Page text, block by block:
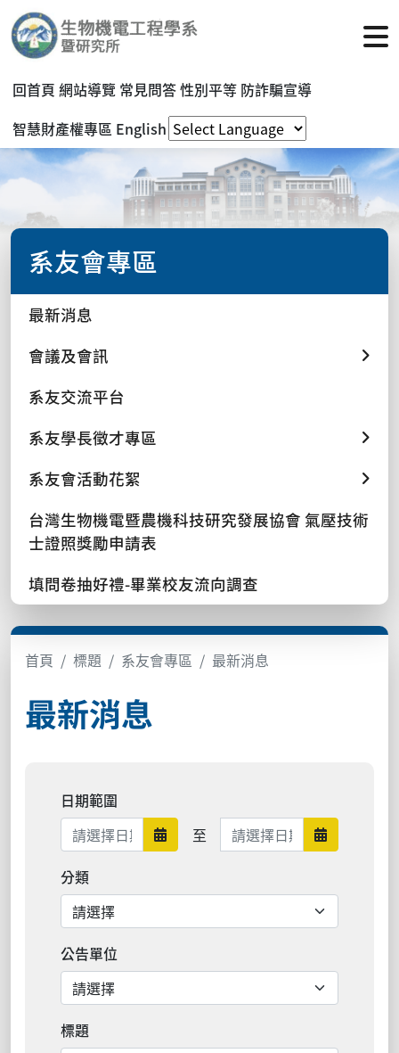
回首頁 網站導覽 常見問答性別平等 防詐騙宣導
智慧財產權專區 English
系友會專區
最新消息
會議及會訊
系友交流平台
系友學長徵才專區
系友會活動花絮
台灣生物機電暨農機科技研究發展協會 氣壓技術
士證照獎勵申請表
填問卷抽好禮-畢業校友流向調查
首頁 標題 系友會專區 最新消息
最新消息
日期範圍
日期範圍開始
至 日期範圍結束 日期範圍
分類
公告單位
標題